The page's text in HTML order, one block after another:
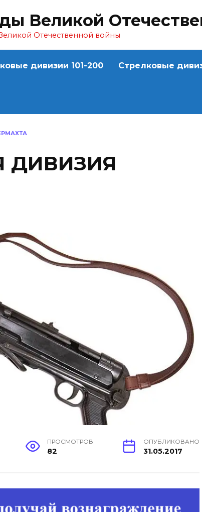
Великой
Отечественной войны
дивизии 101-200 Стрелковые
ДИВИЗИЯ
ПРОСМОТРОВ
82
ОПУБЛИКОВАНО
31.05.2017